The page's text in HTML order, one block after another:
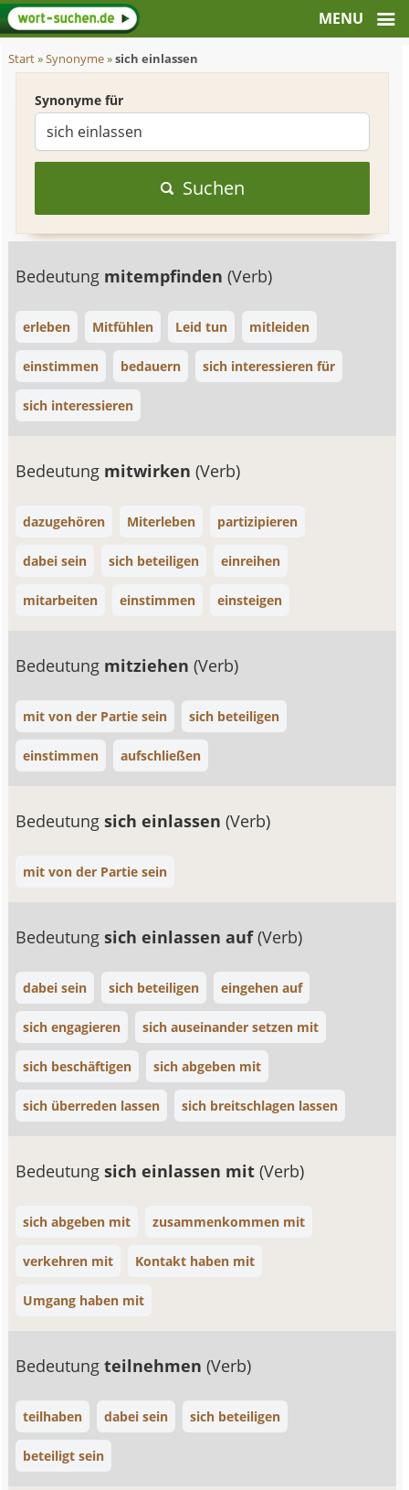
Start»Synonyme»sich einlassen
Synonyme für
Suchen
Bedeutung mitempfinden(Verb)
erleben Mitfühlen Leid tun mitleiden
einstimmen bedauern sich interessieren für
sich interessieren
Bedeutung mitwirken(Verb)
dazugehören Miterleben partizipieren
dabei sein sich beteiligen einreihen
mitarbeiten einstimmen einsteigen
Bedeutung mitziehen(Verb)
mit von der Partie sein sich beteiligen
einstimmen aufschließen
Bedeutungsich einlassen(Verb)
mit von der Partie sein
Bedeutungsich einlassen auf(Verb)
dabei sein sich beteiligen eingehen auf
sich engagieren sich auseinander setzen mit
sich beschäftigen sich abgeben mit
sich überreden lassen sich breitschlagen lassen
Bedeutungsich einlassen mit(Verb)
sich abgeben mit zusammenkommen mit
verkehren mit Kontakt haben mit
Umgang haben mit
Bedeutungteilnehmen(Verb)
teilhaben dabei sein sich beteiligen
beteiligt sein